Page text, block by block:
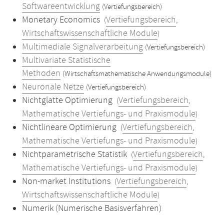
Softwareentwicklung (Vertiefungsbereich)
Monetary Economics (Vertiefungsbereich,
Wirtschaftswissenschaftliche Module)
Multimediale Signalverarbeitung (Vertiefungsbereich)
Multivariate Statistische
Methoden (Wirtschaftsmathematische Anwendungsmodule)
Neuronale Netze (Vertiefungsbereich)
Nichtglatte Optimierung (Vertiefungsbereich,
Mathematische Vertiefungs- und Praxismodule)
Nichtlineare Optimierung (Vertiefungsbereich,
Mathematische Vertiefungs- und Praxismodule)
Nichtparametrische Statistik (Vertiefungsbereich,
Mathematische Vertiefungs- und Praxismodule)
Non-market Institutions (Vertiefungsbereich,
Wirtschaftswissenschaftliche Module)
Numerik (Numerische Basisverfahren)